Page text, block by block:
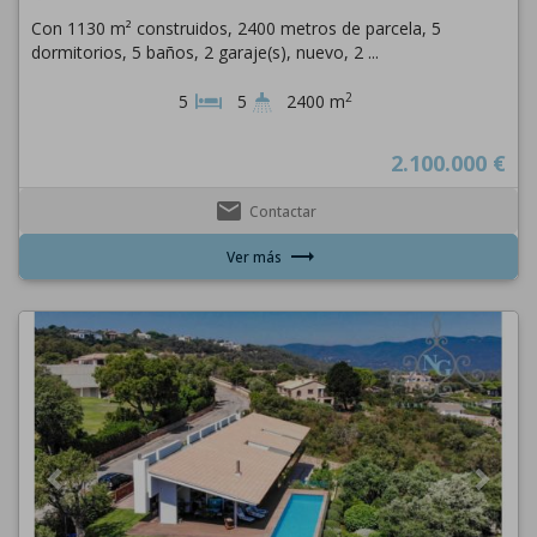
Con 1130 m² construidos, 2400 metros de parcela, 5
dormitorios, 5 baños, 2 garaje(s), nuevo, 2 ...
5 5 2400 m2
2.100.000 €
email Contactar
Ver más trending_flat
Previous Next